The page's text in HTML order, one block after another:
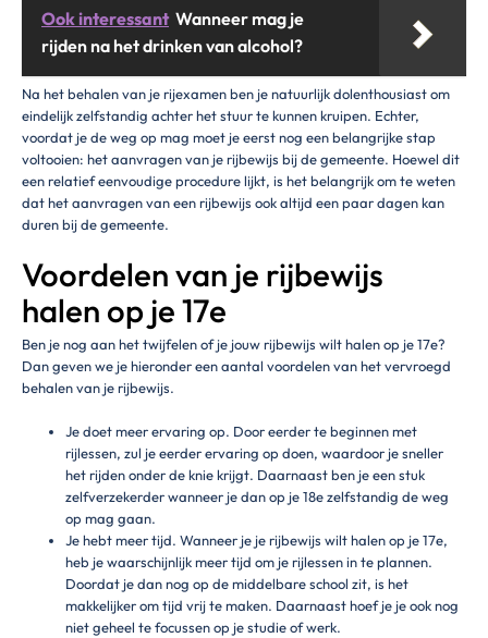
Ook interessant Wanneer mag je
rijden na het drinken van alcohol?
Na het behalen van je rijexamen ben je natuurlijk dolenthousiast om
eindelijk zelfstandig achter het stuur te kunnen kruipen. Echter,
voordat je de weg op mag moet je eerst nog een belangrijke stap
voltooien: het aanvragen van je rijbewijs bij de gemeente. Hoewel dit
een relatief eenvoudige procedure lijkt, is het belangrijk om te weten
dat het aanvragen van een rijbewijs ook altijd een paar dagen kan
duren bij de gemeente.
Voordelen van je rijbewijs
halen op je 17e
Ben je nog aan het twijfelen of je jouw rijbewijs wilt halen op je 17e?
Dan geven we je hieronder een aantal voordelen van het vervroegd
behalen van je rijbewijs.
Je doet meer ervaring op. Door eerder te beginnen met
rijlessen, zul je eerder ervaring op doen, waardoor je sneller
het rijden onder de knie krijgt. Daarnaast ben je een stuk
zelfverzekerder wanneer je dan op je 18e zelfstandig de weg
op mag gaan.
Je hebt meer tijd. Wanneer je je rijbewijs wilt halen op je 17e,
heb je waarschijnlijk meer tijd om je rijlessen in te plannen.
Doordat je dan nog op de middelbare school zit, is het
makkelijker om tijd vrij te maken. Daarnaast hoef je je ook nog
niet geheel te focussen op je studie of werk.